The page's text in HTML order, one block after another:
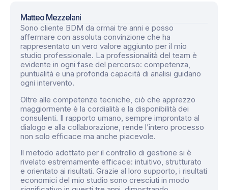
Matteo Mezzelani
Sono cliente BDM da ormai tre anni e posso
affermare con assoluta convinzione che ha
rappresentato un vero valore aggiunto per il mio
studio professionale. La professionalità del team è
evidente in ogni fase del percorso: competenza,
puntualità e una profonda capacità di analisi guidano
ogni intervento.
Oltre alle competenze tecniche, ciò che apprezzo
maggiormente è la cordialità e la disponibilità dei
consulenti. Il rapporto umano, sempre improntato al
dialogo e alla collaborazione, rende l’intero processo
non solo efficace ma anche piacevole.
Il metodo adottato per il controllo di gestione si è
rivelato estremamente efficace: intuitivo, strutturato
e orientato ai risultati. Grazie al loro supporto, i risultati
economici del mio studio sono cresciuti in modo